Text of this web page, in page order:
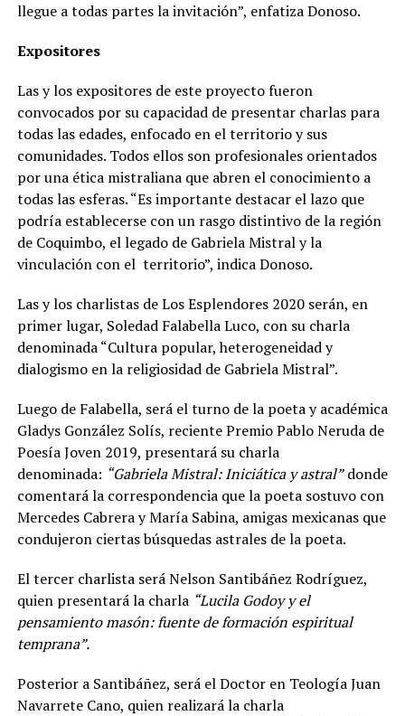
llegue a todas partes la invitación”, enfatiza Donoso.
Expositores
Las y los expositores de este proyecto fueron
convocados por su capacidad de presentar charlas para
todas las edades, enfocado en el territorio y sus
comunidades. Todos ellos son profesionales orientados
por una ética mistraliana que abren el conocimiento a
todas las esferas. “Es importante destacar el lazo que
podría establecerse con un rasgo distintivo de la región
de Coquimbo, el legado de Gabriela Mistral y la
vinculación con el territorio”, indica Donoso.
Las y los charlistas de Los Esplendores 2020 serán, en
primer lugar, Soledad Falabella Luco, con su charla
denominada “Cultura popular, heterogeneidad y
dialogismo en la religiosidad de Gabriela Mistral”.
Luego de Falabella, será el turno de la poeta y académica
Gladys González Solís, reciente Premio Pablo Neruda de
Poesía Joven 2019, presentará su charla
denominada: “Gabriela Mistral: Iniciática y astral”donde
comentará la correspondencia que la poeta sostuvo con
Mercedes Cabrera y María Sabina, amigas mexicanas que
condujeron ciertas búsquedas astrales de la poeta.
El tercer charlista será Nelson Santibáñez Rodríguez,
quien presentará la charla “Lucila Godoy y el
pensamiento masón: fuente de formación espiritual
temprana”.
Posterior a Santibáñez, será el Doctor en Teología Juan
Navarrete Cano, quien realizará la charla